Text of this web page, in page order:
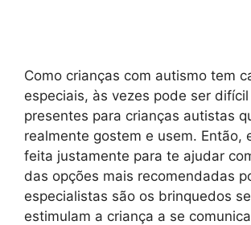
Como crianças com autismo tem
especiais, às vezes pode ser
presentes para crianças autistas
realmente gostem e usem. Então,
feita justamente para te ajudar
das opções mais recomendadas
especialistas são os brinquedos
estimulam a criança a se